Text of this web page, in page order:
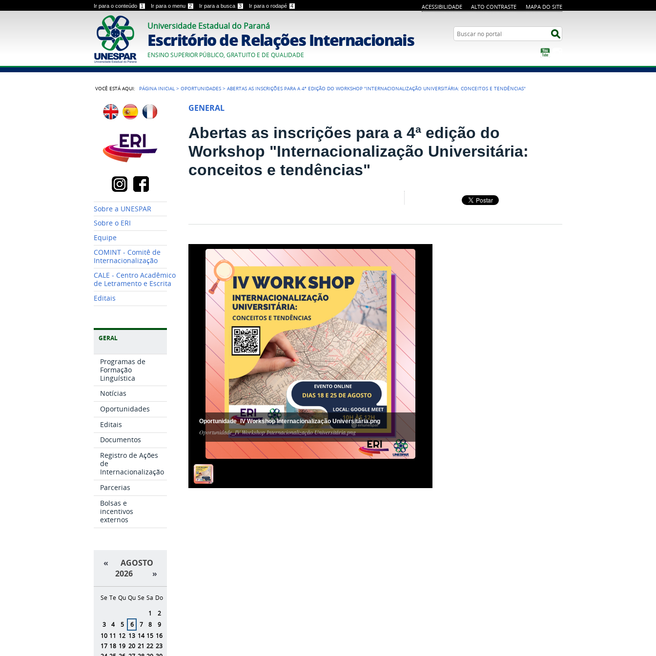
Ir para o conteúdo 1 Ir para o menu 2 Ir para a busca 3 Ir para o rodapé 4 ACESSIBILIDADE ALTO CONTRASTE MAPA DO SITE
Universidade Estadual do Paraná
Escritório de Relações Internacionais
ENSINO SUPERIOR PÚBLICO, GRATUITO E DE QUALIDADE
Busca
VOCÊ ESTÁ AQUI: PÁGINA INICIAL >OPORTUNIDADES >ABERTAS AS INSCRIÇÕES PARA A 4ª EDIÇÃO DO WORKSHOP "INTERNACIONALIZAÇÃO UNIVERSITÁRIA: CONCEITOS E TENDÊNCIAS"
Sobre a UNESPAR
Sobre o ERI
Equipe
COMINT - Comitê de
Internacionalização
CALE - Centro Acadêmico
de Letramento e Escrita
Editais
GERAL
Programas de
Formação
Linguística
Notícias
Oportunidades
Editais
Documentos
Registro de Ações
de
Internacionalização
Parcerias
Bolsas e
incentivos
externos
«
AGOSTO
2026
»
Se Te Qu Qu Se Sa Do
1
2
3
4 5 6 7 8
9
10 11 12 13 14 15 16
17 18 19 20 21 22 23
GENERAL
Abertas as inscrições para a 4ª edição do
Workshop "Internacionalização Universitária:
conceitos e tendências"
Oportunidade_IV Workshop Internacionalização Universitária.png
Oportunidade_IV Workshop Internacionalização Universitária.png